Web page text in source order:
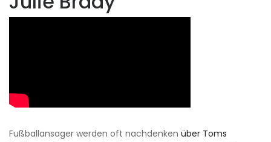
Fußballansager werden oft nachdenken über Toms